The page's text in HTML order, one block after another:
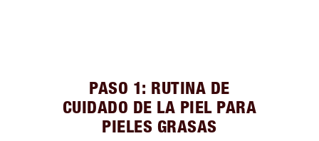
PASO 1: RUTINA DE
CUIDADO DE LA PIEL PARA
PIELES GRASAS